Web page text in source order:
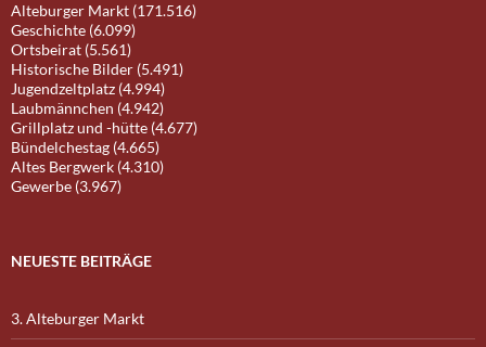
Alteburger Markt (171.516)
Geschichte (6.099)
Ortsbeirat (5.561)
Historische Bilder (5.491)
Jugendzeltplatz (4.994)
Laubmännchen (4.942)
Grillplatz und -hütte (4.677)
Bündelchestag (4.665)
Altes Bergwerk (4.310)
Gewerbe (3.967)
NEUESTE BEITRÄGE
3. Alteburger Markt